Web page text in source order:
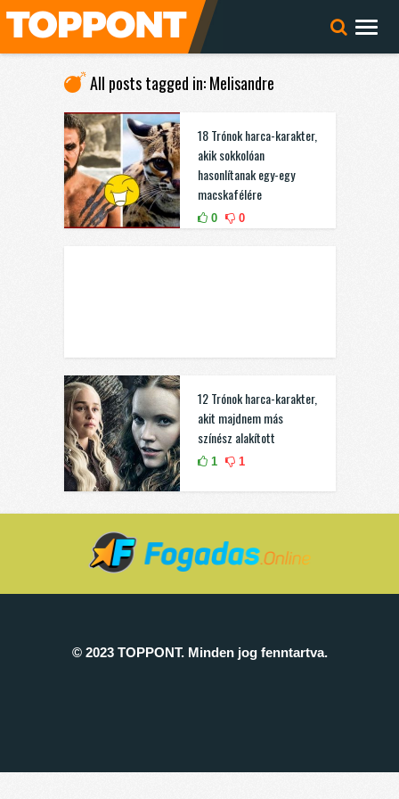
All posts tagged in: Melisandre
18 Trónok harca-karakter,
akik sokkolóan
hasonlítanak egy-egy
macskafélére
0 0
12 Trónok harca-karakter,
akit majdnem más
színész alakított
1 1
© 2023 TOPPONT. Minden jog fenntartva.